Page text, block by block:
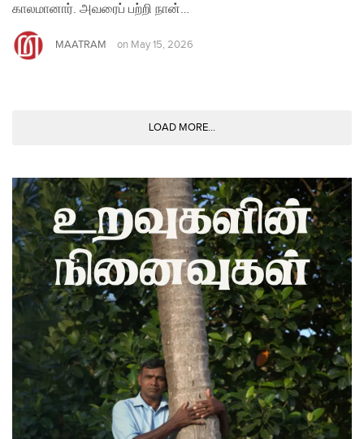
காலமானார். அவரைப் பற்றி நான்…
MAATRAM on May 15, 2026
LOAD MORE...